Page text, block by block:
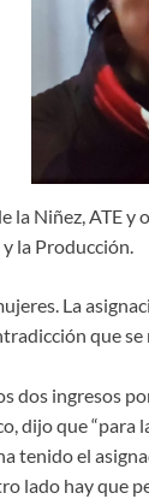
Niñez, ATE y
la Producción.
La
que
dos ingresos
dijo que “para
tenido el
lado hay que